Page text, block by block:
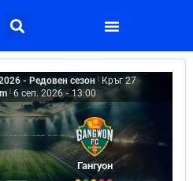
- Редовен сезон
Кръг 27
6 сеп. 2026 - 13:00
Гангуон